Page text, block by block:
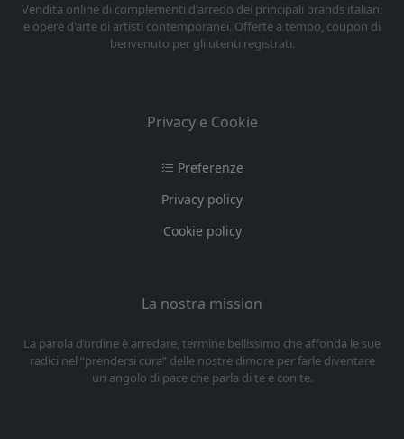
Vendita online di complementi d'arredo dei principali brands italiani
e opere d'arte di artisti contemporanei. Offerte a tempo, coupon di
benvenuto per gli utenti registrati.
Privacy e Cookie
Preferenze
Privacy policy
Cookie policy
La nostra mission
La parola d’ordine è arredare, termine bellissimo che affonda le sue
radici nel “prendersi cura” delle nostre dimore per farle diventare
un angolo di pace che parla di te e con te.